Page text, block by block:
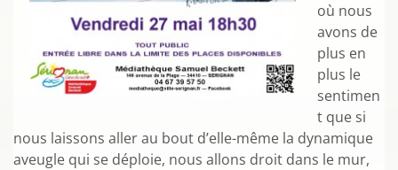
où nous
avons de
plus en
plus le
sentimen
t que si
nous laissons aller au bout d’elle-même la dynamique
aveugle qui se déploie, nous allons droit dans le mur,